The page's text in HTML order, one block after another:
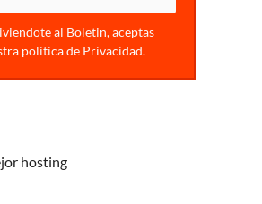
al Boletin, aceptas
politica de Privacidad.